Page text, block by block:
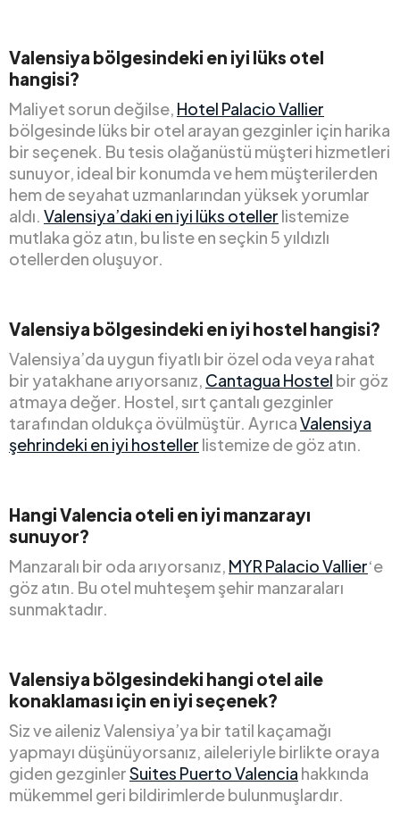
Valensiya bölgesindeki en iyi lüks otel
hangisi?
Maliyet sorun değilse, Hotel Palacio Vallier
bölgesinde lüks bir otel arayan gezginler için harika
bir seçenek. Bu tesis olağanüstü müşteri hizmetleri
sunuyor, ideal bir konumda ve hem müşterilerden
hem de seyahat uzmanlarından yüksek yorumlar
aldı. Valensiya’daki en iyi lüks oteller listemize
mutlaka göz atın, bu liste en seçkin 5 yıldızlı
otellerden oluşuyor.
Valensiya bölgesindeki en iyi hostel hangisi?
Valensiya’da uygun fiyatlı bir özel oda veya rahat
bir yatakhane arıyorsanız, Cantagua Hostel bir göz
atmaya değer. Hostel, sırt çantalı gezginler
tarafından oldukça övülmüştür. AyrıcaValensiya
şehrindeki en iyi hosteller listemize de göz atın.
Hangi Valencia oteli en iyi manzarayı
sunuyor?
Manzaralı bir oda arıyorsanız, MYR Palacio Vallier‘e
göz atın. Bu otel muhteşem şehir manzaraları
sunmaktadır.
Valensiya bölgesindeki hangi otel aile
konaklaması için en iyi seçenek?
Siz ve aileniz Valensiya’ya bir tatil kaçamağı
yapmayı düşünüyorsanız, aileleriyle birlikte oraya
giden gezginlerSuites Puerto Valencia hakkında
mükemmel geri bildirimlerde bulunmuşlardır.